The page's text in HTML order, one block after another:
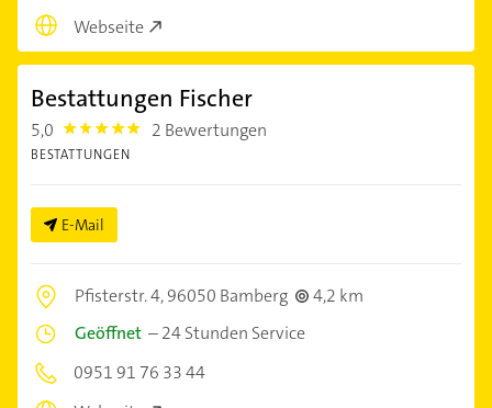
Webseite
Bestattungen Fischer
5,0 5.0 2 Bewertungen
BESTATTUNGEN
E-Mail
Pfisterstr. 4,96050 Bamberg
4,2 km
Geöffnet –24 Stunden Service
0951 91 76 33 44